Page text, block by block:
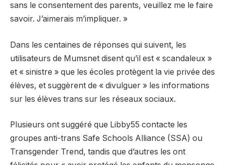
sans le consentement des parents, veuillez me le faire
savoir. J’aimerais m’impliquer. »
Dans les centaines de réponses qui suivent, les
utilisateurs de Mumsnet disent qu’il est « scandaleux »
et « sinistre » que les écoles protègent la vie privée des
élèves, et suggèrent de « divulguer » les informations
sur les élèves trans sur les réseaux sociaux.
Plusieurs ont suggéré que Libby55 contacte les
groupes anti-trans Safe Schools Alliance (SSA) ou
Transgender Trend, tandis que d’autres les ont